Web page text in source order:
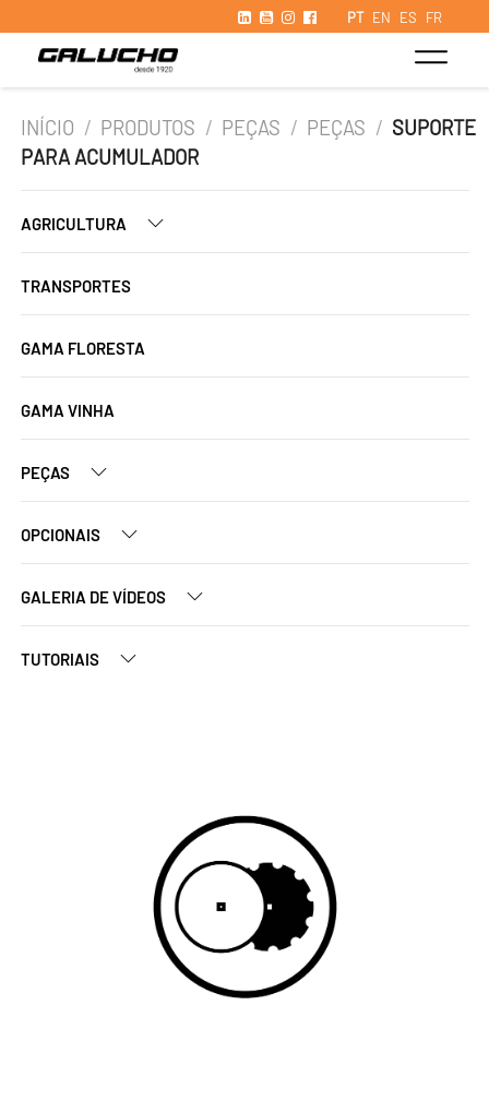
PT EN ES FR
INÍCIO / PRODUTOS / PEÇAS / PEÇAS / SUPORTE
PARA ACUMULADOR
AGRICULTURA
TRANSPORTES
GAMA FLORESTA
GAMA VINHA
PEÇAS
OPCIONAIS
GALERIA DE VÍDEOS
TUTORIAIS